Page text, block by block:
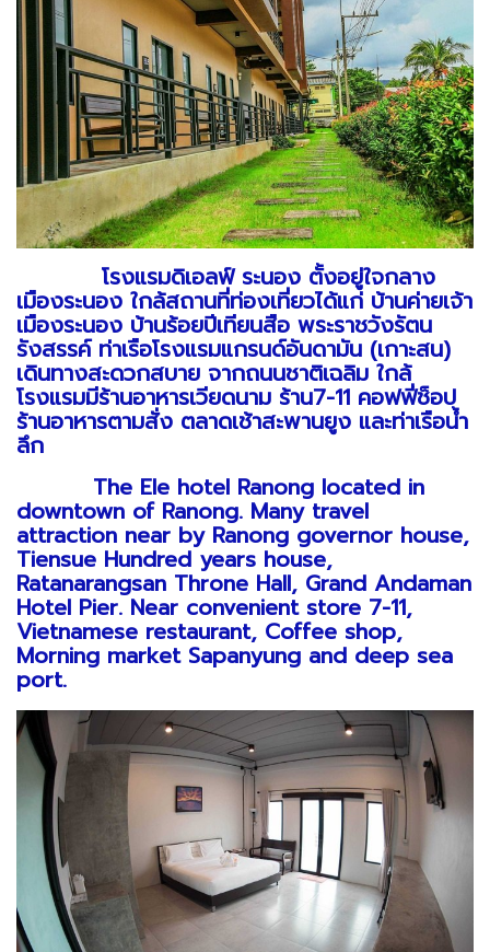
โรงแรมดิเอลฟ์ ระนอง ตั้งอยู่ใจกลาง
เมืองระนอง ใกล้สถานที่ท่องเที่ยวได้แก่ บ้านค่ายเจ้า
เมืองระนอง บ้านร้อยปีเทียนสือ พระราชวังรัตน
รังสรรค์ ท่าเรือโรงแรมแกรนด์อันดามัน (เกาะสน)
เดินทางสะดวกสบาย จากถนนชาติเฉลิม ใกล้
โรงแรมมีร้านอาหารเวียดนาม ร้าน7-11 คอฟฟี่ช็อป
ร้านอาหารตามสั่ง ตลาดเช้าสะพานยูง และท่าเรือน้ำ
ลึก
The Ele hotel Ranong located in
downtown of Ranong. Many travel
attraction near by Ranong governor house,
Tiensue Hundred years house,
Ratanarangsan Throne Hall, Grand Andaman
Hotel Pier. Near convenient store 7-11,
Vietnamese restaurant, Coffee shop,
Morning market Sapanyung and deep sea
port.